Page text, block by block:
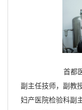
首都
副主任技师，副教
妇产医院检验科副